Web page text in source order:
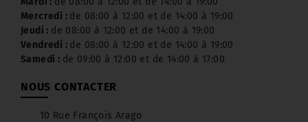
Mercredi : de 08:00 à 12:00 et de 14:00 à 19:00
Jeudi : de 08:00 à 12:00 et de 14:00 à 19:00
Vendredi : de 08:00 à 12:00 et de 14:00 à 19:00
Samedi : de 09:00 à 12:00 et de 14:00 à 17:00
NOUS CONTACTER
10 Rue François Arago